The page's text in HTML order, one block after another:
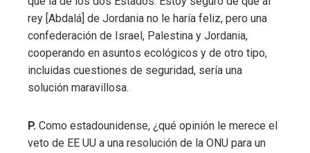
rey [Abdalá] de Jordania no le haría feliz, pero una
confederación de Israel, Palestina y Jordania,
cooperando en asuntos ecológicos y de otro tipo,
incluidas cuestiones de seguridad, sería una
solución maravillosa.
P. Como estadounidense, ¿qué opinión le merece el
veto de EE UU a una resolución de la ONU para un